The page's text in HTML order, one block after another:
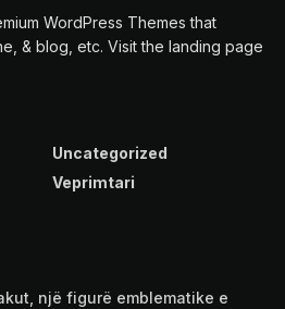
WordPress Themes that
& blog, etc. Visit the landing page
Uncategorized
Veprimtari
një figurë emblematike e